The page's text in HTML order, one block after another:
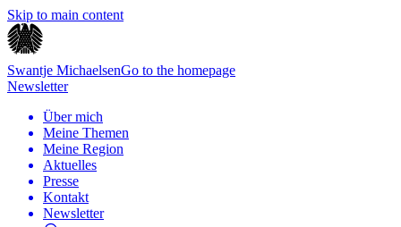
Skip to main content
Swantje MichaelsenGo to the homepage
Newsletter
Über mich
Meine Themen
Meine Region
Aktuelles
Presse
Kontakt
Newsletter